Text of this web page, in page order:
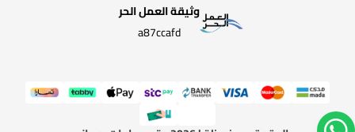
وثيقة العمل الحر
a87ccafd